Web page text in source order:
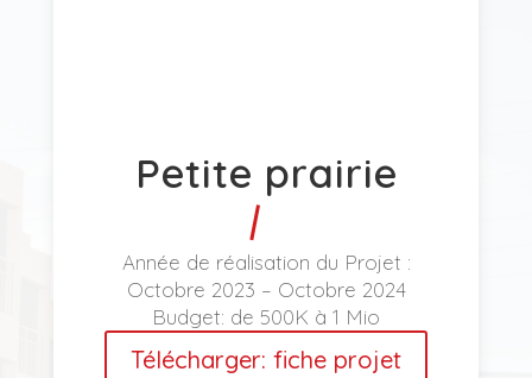
Petite prairie
Année de réalisation du Projet :
Octobre 2023 – Octobre 2024
Budget: de 500K à 1 Mio
Télécharger: fiche projet